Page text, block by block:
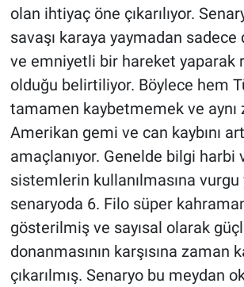
olan ihtiyaç öne çıkarılıyor.
savaşı karaya yaymadan sadece
ve emniyetli bir hareket yaparak
olduğu belirtiliyor. Böylece hem
tamamen kaybetmemek ve aynı
Amerikan gemi ve can kaybını
amaçlanıyor. Genelde bilgi harbi
sistemlerin kullanılmasına vurgu
senaryoda 6. Filo süper
gösterilmiş ve sayısal olarak
donanmasının karşısına zaman
çıkarılmış. Senaryo bu meydan